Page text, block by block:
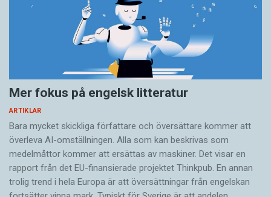
Mer fokus på engelsk litteratur
ARTIKLAR
Bara mycket skickliga författare och översättare ­kommer att
överleva AI-omställningen. Alla som kan beskrivas som
medelmåttor kommer att ersättas av maskiner. Det visar en
rapport från det EU-finansierade projektet Thinkpub. En annan
trolig trend i hela Europa är att översättningar från engelskan